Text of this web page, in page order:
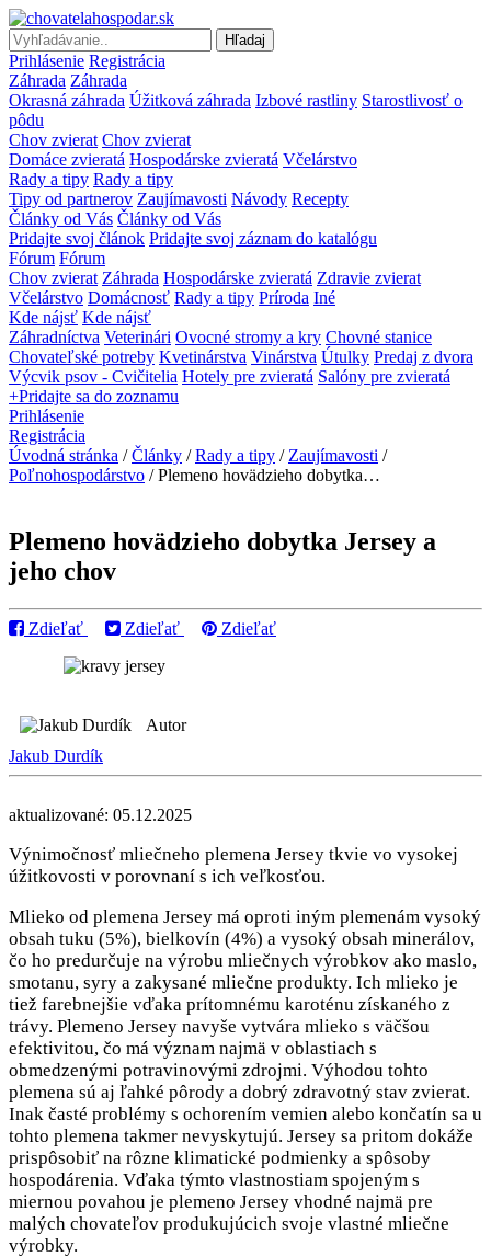
Hľadaj
Prihlásenie Registrácia
Záhrada Záhrada
Okrasná záhrada Úžitková záhrada Izbové rastliny Starostlivosť o
pôdu
Chov zvierat Chov zvierat
Domáce zvieratá Hospodárske zvieratá Včelárstvo
Rady a tipy Rady a tipy
Tipy od partnerov Zaujímavosti Návody Recepty
Články od Vás Články od Vás
Pridajte svoj článok Pridajte svoj záznam do katalógu
Fórum Fórum
Chov zvierat Záhrada Hospodárske zvieratá Zdravie zvierat
Včelárstvo Domácnosť Rady a tipy Príroda Iné
Kde nájsť Kde nájsť
Záhradníctva Veterinári Ovocné stromy a kry Chovné stanice
Chovateľské potreby Kvetinárstva Vinárstva Útulky Predaj z dvora
Výcvik psov - Cvičitelia Hotely pre zvieratá Salóny pre zvieratá
+Pridajte sa do zoznamu
Prihlásenie
Registrácia
Úvodná stránka / Články / Rady a tipy / Zaujímavosti /
Poľnohospodárstvo / Plemeno hovädzieho dobytka…
Plemeno hovädzieho dobytka Jersey a
jeho chov
Zdieľať Zdieľať Zdieľať
Autor
Jakub Durdík
aktualizované: 05.12.2025
Výnimočnosť mliečneho plemena Jersey tkvie vo vysokej
úžitkovosti v porovnaní s ich veľkosťou.
Mlieko od plemena Jersey má oproti iným plemenám vysoký
obsah tuku (5%), bielkovín (4%) a vysoký obsah minerálov,
čo ho predurčuje na výrobu mliečnych výrobkov ako maslo,
smotanu, syry a zakysané mliečne produkty. Ich mlieko je
tiež farebnejšie vďaka prítomnému karoténu získaného z
trávy. Plemeno Jersey navyše vytvára mlieko s väčšou
efektivitou, čo má význam najmä v oblastiach s
obmedzenými potravinovými zdrojmi. Výhodou tohto
plemena sú aj ľahké pôrody a dobrý zdravotný stav zvierat.
Inak časté problémy s ochorením vemien alebo končatín sa u
tohto plemena takmer nevyskytujú. Jersey sa pritom dokáže
prispôsobiť na rôzne klimatické podmienky a spôsoby
hospodárenia. Vďaka týmto vlastnostiam spojeným s
miernou povahou je plemeno Jersey vhodné najmä pre
malých chovateľov produkujúcich svoje vlastné mliečne
výrobky.